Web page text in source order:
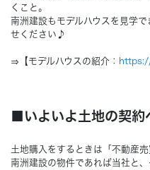
くこと。
南洲建設もモデルハウスを見学
せください♪
⇒【モデルハウスの紹介：
■いよいよ土地の契約
土地購入をするときは「不動産売
南洲建設の物件であれば当社と